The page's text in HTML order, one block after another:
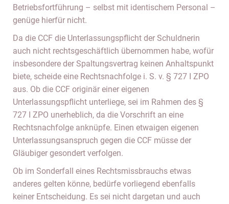
Betriebsfortführung – selbst mit identischem Personal –
genüge hierfür nicht.
Da die CCF die Unterlassungspflicht der Schuldnerin
auch nicht rechtsgeschäftlich übernommen habe, wofür
insbesondere der Spaltungsvertrag keinen Anhaltspunkt
biete, scheide eine Rechtsnachfolge i. S. v. § 727 I ZPO
aus. Ob die CCF originär einer eigenen
Unterlassungspflicht unterliege, sei im Rahmen des §
727 I ZPO unerheblich, da die Vorschrift an eine
Rechtsnachfolge anknüpfe. Einen etwaigen eigenen
Unterlassungsanspruch gegen die CCF müsse der
Gläubiger gesondert verfolgen.
Ob im Sonderfall eines Rechtsmissbrauchs etwas
anderes gelten könne, bedürfe vorliegend ebenfalls
keiner Entscheidung. Es sei nicht dargetan und auch